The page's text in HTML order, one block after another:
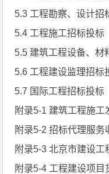
5.3 工程勘察、设计招
5.4 工程施工招标投标
5.5 建筑工程设备、材
5.6 工程建设监理招标
5.7 国际工程招标投标
附录5-1 建筑工程施
附录5-2 招标代理服务
附录5-3 北京市建设工
附录5-4 工程建设项目